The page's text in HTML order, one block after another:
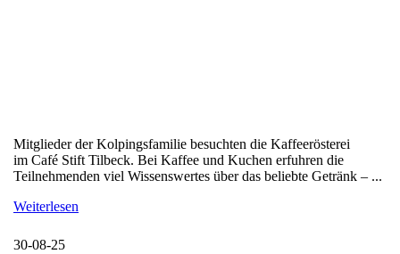
Mitglieder der Kolpingsfamilie besuchten die Kaffeerösterei
im Café Stift Tilbeck. Bei Kaffee und Kuchen erfuhren die
Teilnehmenden viel Wissenswertes über das beliebte Getränk – ...
Weiterlesen
30-08-25